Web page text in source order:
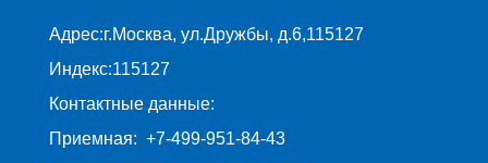
Адрес:г.Москва, ул.Дружбы, д.6,115127
Индекс:115127
Контактные данные:
Приемная: +7-499-951-84-43